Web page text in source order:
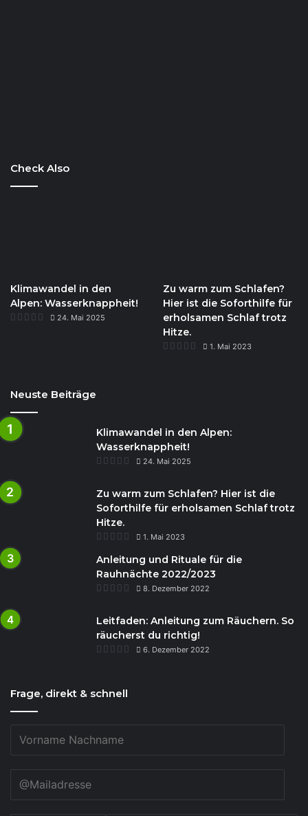
Check Also
Klimawandel in den
Alpen: Wasserknappheit!
24. Mai 2025
Zu warm zum Schlafen?
Hier ist die Soforthilfe für
erholsamen Schlaf trotz
Hitze.
1. Mai 2023
Neuste Beiträge
Klimawandel in den Alpen:
Wasserknappheit!
24. Mai 2025
Zu warm zum Schlafen? Hier ist die
Soforthilfe für erholsamen Schlaf trotz
Hitze.
1. Mai 2023
Anleitung und Rituale für die
Rauhnächte 2022/2023
8. Dezember 2022
Leitfaden: Anleitung zum Räuchern. So
räucherst du richtig!
6. Dezember 2022
Frage, direkt & schnell